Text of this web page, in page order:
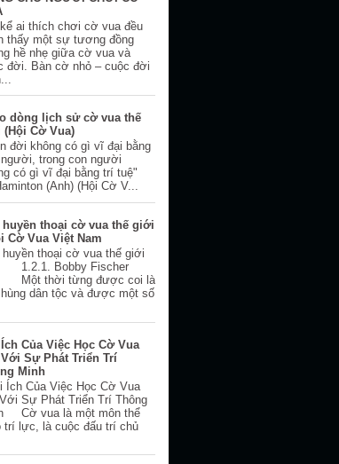
ai thích chơi cờ vua đều
thấy một sự tương đồng
hề nhẹ giữa cờ vua và
đời. Bàn cờ nhỏ – cuộc đời
dòng lịch sử cờ vua thế
Cờ Vua)
đời không có gì vĩ đại bằng
trong con người
có gì vĩ đại bằng trí tuệ"
(Anh) (Hội Cờ V...
huyền thoại cờ vua thế giới
Cờ Vua Việt Nam
huyền thoại cờ vua thế giới
Bobby Fischer
thời từng được coi là
dân tộc và được một số
Của Việc Học Cờ Vua
Sự Phát Triển Trí
Minh
Ích Của Việc Học Cờ Vua
Sự Phát Triển Trí Thông
Cờ vua là một môn thể
trí lực, là cuộc đấu trí chủ